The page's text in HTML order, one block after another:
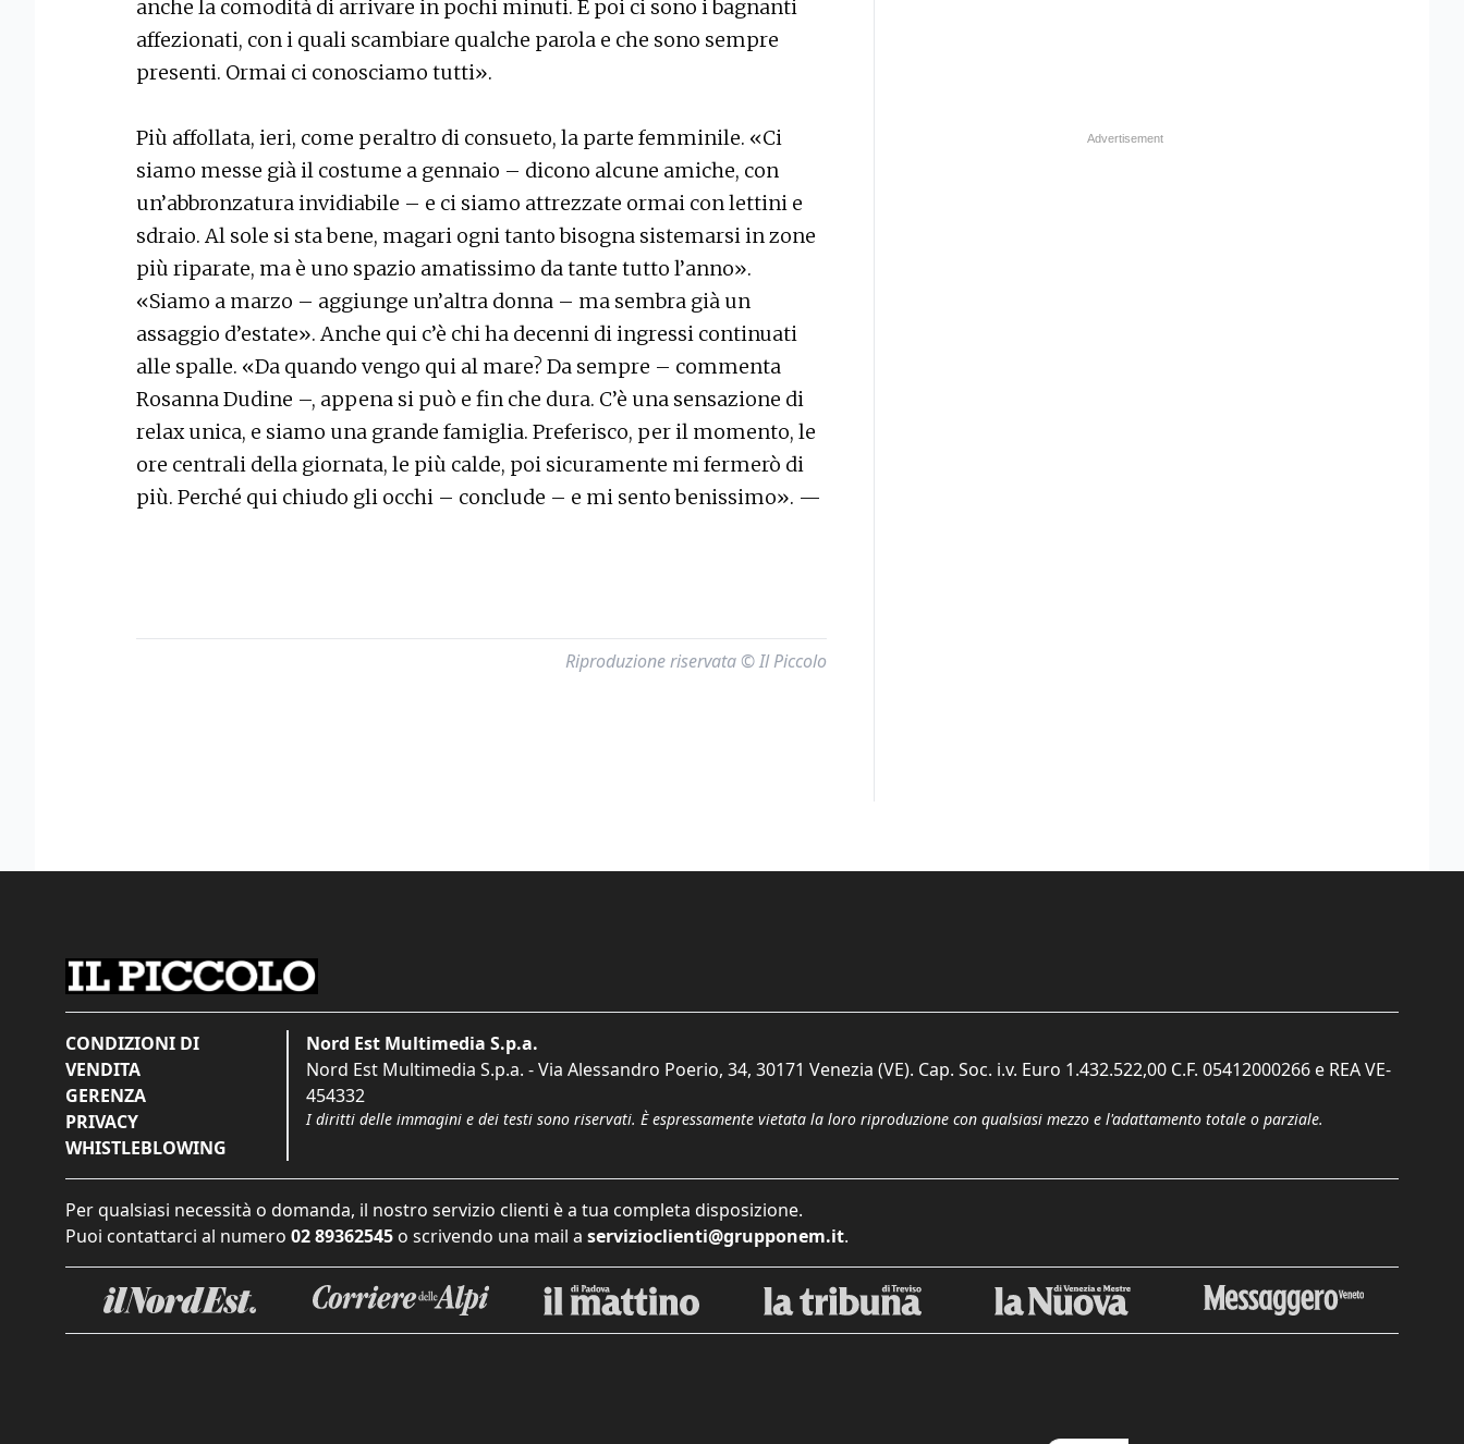
anche la comodità di arrivare in pochi minuti. E poi ci sono i bagnanti
affezionati, con i quali scambiare qualche parola e che sono sempre
presenti. Ormai ci conosciamo tutti».
Più affollata, ieri, come peraltro di consueto, la parte femminile. «Ci
siamo messe già il costume a gennaio – dicono alcune amiche, con
un’abbronzatura invidiabile – e ci siamo attrezzate ormai con lettini e
sdraio. Al sole si sta bene, magari ogni tanto bisogna sistemarsi in zone
più riparate, ma è uno spazio amatissimo da tante tutto l’anno».
«Siamo a marzo – aggiunge un’altra donna – ma sembra già un
assaggio d’estate». Anche qui c’è chi ha decenni di ingressi continuati
alle spalle. «Da quando vengo qui al mare? Da sempre – commenta
Rosanna Dudine –, appena si può e fin che dura. C’è una sensazione di
relax unica, e siamo una grande famiglia. Preferisco, per il momento, le
ore centrali della giornata, le più calde, poi sicuramente mi fermerò di
più. Perché qui chiudo gli occhi – conclude – e mi sento benissimo». —
Riproduzione riservata © Il Piccolo
CONDIZIONI DI
VENDITA
GERENZA
PRIVACY
WHISTLEBLOWING
Nord Est Multimedia S.p.a.
Nord Est Multimedia S.p.a. - Via Alessandro Poerio, 34, 30171 Venezia (VE). Cap. Soc. i.v. Euro 1.432.522,00 C.F. 05412000266 e REA VE-
454332
I diritti delle immagini e dei testi sono riservati. È espressamente vietata la loro riproduzione con qualsiasi mezzo e l'adattamento totale o parziale.
Per qualsiasi necessità o domanda, il nostro servizio clienti è a tua completa disposizione.
Puoi contattarci al numero 02 89362545 o scrivendo una mail a servizioclienti@grupponem.it.